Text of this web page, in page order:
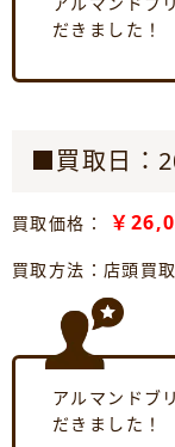
だきました！
■買取日：
買取価格： ￥
買取方法：店頭買取
アルマンドブ
だきました！